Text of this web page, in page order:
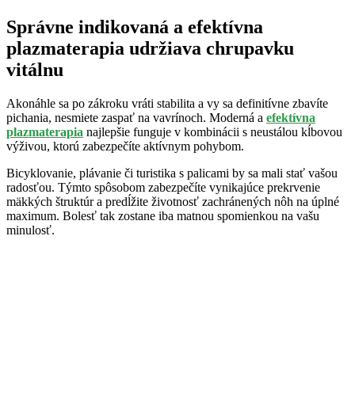
Správne indikovaná a efektívna
plazmaterapia udržiava chrupavku
vitálnu
Akonáhle sa po zákroku vráti stabilita a vy sa definitívne zbavíte
pichania, nesmiete zaspať na vavrínoch. Moderná a efektívna
plazmaterapia najlepšie funguje v kombinácii s neustálou kĺbovou
výživou, ktorú zabezpečíte aktívnym pohybom.
Bicyklovanie, plávanie či turistika s palicami by sa mali stať vašou
radosťou. Týmto spôsobom zabezpečíte vynikajúce prekrvenie
mäkkých štruktúr a predĺžite životnosť zachránených nôh na úplné
maximum. Bolesť tak zostane iba matnou spomienkou na vašu
minulosť.